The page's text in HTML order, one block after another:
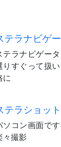
テラナビゲ
テラナビゲー
りすぐって扱
に
テラショッ
ソコン画面で
々撮影